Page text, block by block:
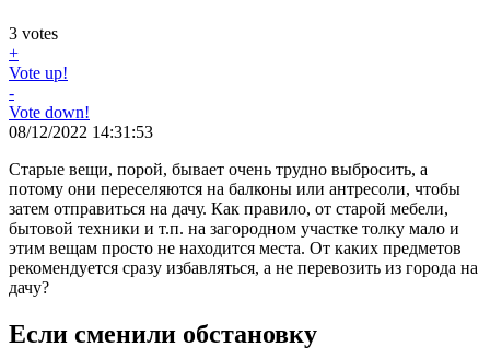
3 votes
+
Vote up!
-
Vote down!
08/12/2022 14:31:53
Старые вещи, порой, бывает очень трудно выбросить, а
потому они переселяются на балконы или антресоли, чтобы
затем отправиться на дачу. Как правило, от старой мебели,
бытовой техники и т.п. на загородном участке толку мало и
этим вещам просто не находится места. От каких предметов
рекомендуется сразу избавляться, а не перевозить из города на
дачу?
Если сменили обстановку